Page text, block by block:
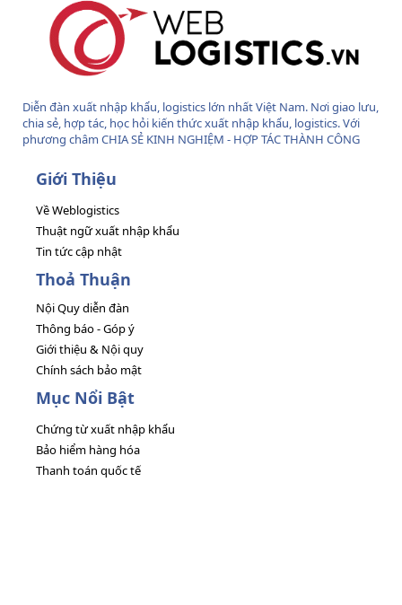
Diễn đàn xuất nhập khẩu, logistics lớn nhất Việt Nam. Nơi giao lưu,
chia sẻ, hợp tác, học hỏi kiến thức xuất nhập khẩu, logistics. Với
phương châm CHIA SẺ KINH NGHIỆM - HỢP TÁC THÀNH CÔNG
Giới Thiệu
Về Weblogistics
Thuật ngữ xuất nhập khẩu
Tin tức cập nhật
Thoả Thuận
Nội Quy diễn đàn
Thông báo - Góp ý
Giới thiệu & Nội quy
Chính sách bảo mật
Mục Nổi Bật
Chứng từ xuất nhập khẩu
Bảo hiểm hàng hóa
Thanh toán quốc tế